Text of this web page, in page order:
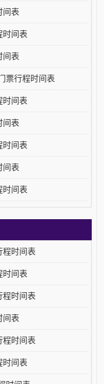
间表
时间表
间表
票行程时间表
时间表
间表
时间表
间表
时间表
程时间表
时间表
程时间表
间表
程时间表
时间表